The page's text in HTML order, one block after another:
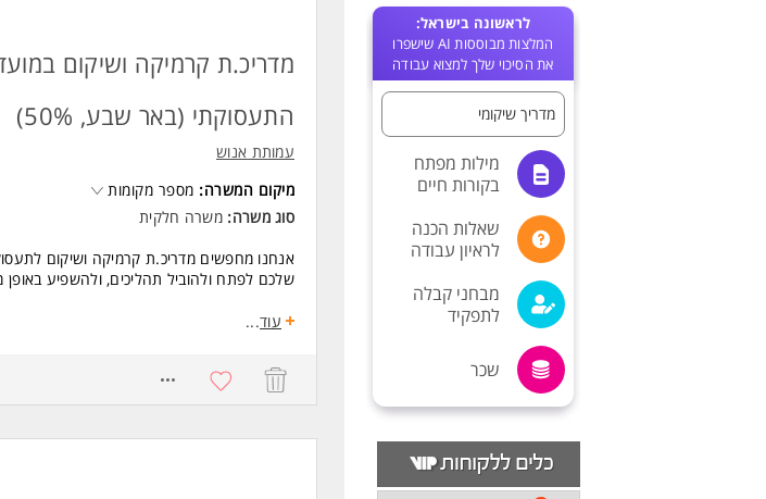
לראשונה בישראל:
המלצות מבוססות AI שישפרו
את הסיכוי שלך למצוא עבודה
מדריך שיקומי
מילות מפתח
בקורות חיים
שאלות הכנה
לראיון עבודה
מבחני קבלה
לתפקיד
שכר
מדריכ.ת קרמיקה ושיקום
התעסוקתי (באר שבע, 50%)
עמותת אנוש
מיקום המשרה: מספר מקומות
סוג משרה: משרה חלקית
אנחנו מחפשים מדריכ.ת קרמיקה ושיקום
שלכם לפתח ולהוביל תהליכים, ולהשפיע
למה כדאי לעבוד אצלנו?
* יציאה ללימודים, קורסים והכשרות
* אופק התקדמות מקצועי בתחום בריאות הנפש
היקף משרה: 50%
עוד...